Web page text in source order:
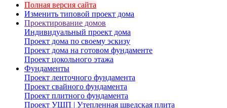
Полная версия сайта
Изменить типовой проект дома
Проектирование домов
Индивидуальный проект дома
Проект дома по своему эскизу
Проект дома на готовом фундаменте
Проект цокольного этажа
Фундаменты
Проект ленточного фундамента
Проект свайного фундамента
Проект плитного фундамента
Проект УШП | Утепленная шведская плита